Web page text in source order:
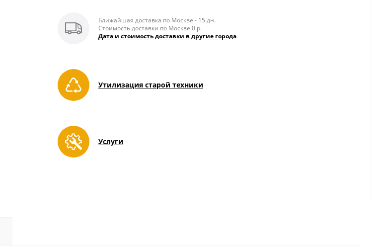
Ближайшая доставка по Москве - 15 дн.
Стоимость доставки по Москве 0 р.
Дата и стоимость доставки в другие города
Утилизация старой техники
Услуги